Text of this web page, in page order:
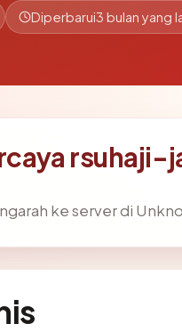
Diperbarui3 bulan yang
ke server di